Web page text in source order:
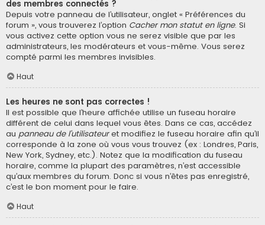
des membres connectés ?
Depuis votre panneau de l’utilisateur, onglet « Préférences du
forum », vous trouverez l’option Cacher mon statut en ligne. Si
vous activez cette option vous ne serez visible que par les
administrateurs, les modérateurs et vous-même. Vous serez
compté parmi les membres invisibles.
Haut
Les heures ne sont pas correctes !
Il est possible que l’heure affichée utilise un fuseau horaire
différent de celui dans lequel vous êtes. Dans ce cas, accédez
au panneau de l’utilisateuret modifiez le fuseau horaire afin qu’il
corresponde à la zone où vous vous trouvez (ex : Londres, Paris,
New York, Sydney, etc.). Notez que la modification du fuseau
horaire, comme la plupart des paramètres, n’est accessible
qu’aux membres du forum. Donc si vous n’êtes pas enregistré,
c’est le bon moment pour le faire.
Haut